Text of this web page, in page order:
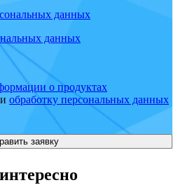
данных
данных
о продуктах
и обработку персональных данных